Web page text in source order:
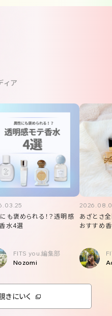
ィア
も褒められる！？透明感
水4選
FITS you.編集部
Nozomi
あざとさ
おすすめ
にいく